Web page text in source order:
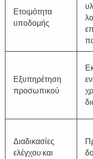
Ετοιμότητα
υποδομής
Εξυπηρέτηση
προσωπικού
Διαδικασίες
ελέγχου και